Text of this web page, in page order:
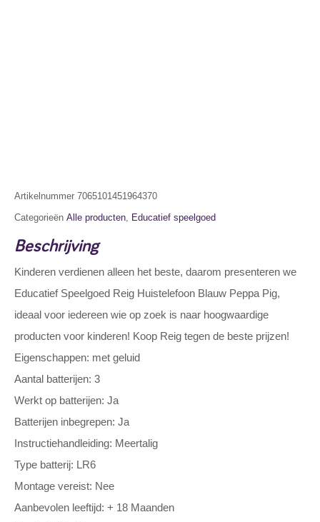
Artikelnummer 7065101451964370
Categorieën Alle producten, Educatief speelgoed
Beschrijving
Kinderen verdienen alleen het beste, daarom presenteren we
Educatief Speelgoed Reig Huistelefoon Blauw Peppa Pig,
ideaal voor iedereen wie op zoek is naar hoogwaardige
producten voor kinderen! Koop Reig tegen de beste prijzen!
Eigenschappen: met geluid
Aantal batterijen: 3
Werkt op batterijen: Ja
Batterijen inbegrepen: Ja
Instructiehandleiding: Meertalig
Type batterij: LR6
Montage vereist: Nee
Aanbevolen leeftijd: + 18 Maanden